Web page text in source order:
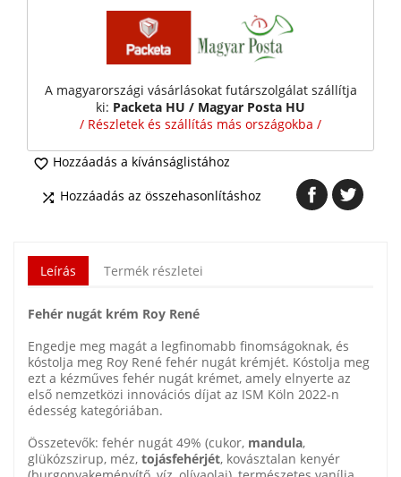
A magyarországi vásárlásokat futárszolgálat szállítja
ki: Packeta HU / Magyar Posta HU
/ Részletek és szállítás más országokba /
 Hozzáadás a kívánságlistához
 Hozzáadás az összehasonlításhoz
Leírás Termék részletei
Fehér nugát krém Roy René
Engedje meg magát a legfinomabb finomságoknak, és
kóstolja meg Roy René fehér nugát krémjét. Kóstolja meg
ezt a kézműves fehér nugát krémet, amely elnyerte az
első nemzetközi innovációs díjat az ISM Köln 2022-n
édesség kategóriában.
Összetevők: fehér nugát 49% (cukor, mandula,
glükózszirup, méz, tojásfehérjét, kovásztalan kenyér